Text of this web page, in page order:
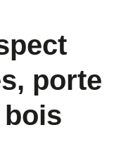
porte
bois